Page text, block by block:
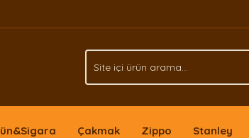
Çakmak Zippo Stanley